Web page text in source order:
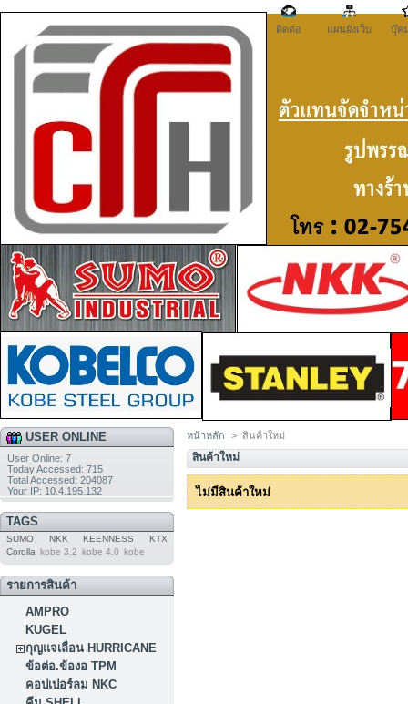
ติดต่อ แผนผังเว็บ บุ๊ค
USER ONLINE
User Online: 7
Today Accessed: 715
Total Accessed: 204087
Your IP: 10.4.195.132
TAGS
SUMO NKK KEENNESS
KTX
Corolla kobe 3.2 kobe 4.0 kobe
รายการสินค้า
AMPRO
KUGEL
กุญแจเลื่อน HURRICANE
ข้อต่อ.ข้องอ TPM
คอปเปอร์ลม NKC
หน้าหลัก > สินค้าใหม่
สินค้าใหม่
ไม่มีสินค้าใหม่